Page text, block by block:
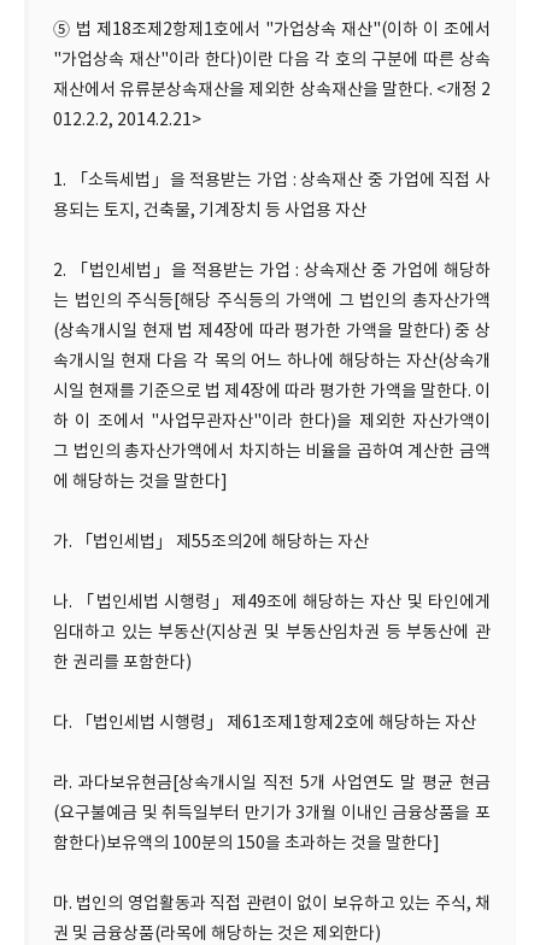
⑤ 법 제18조제2항제1호에서 "가업상속 재산"(이하 이 조에서
"가업상속 재산"이라 한다)이란 다음 각 호의 구분에 따른 상속
재산에서 유류분상속재산을 제외한 상속재산을 말한다. <개정 2
012.2.2, 2014.2.21>
1. 「소득세법」을 적용받는 가업 : 상속재산 중 가업에 직접 사
용되는 토지, 건축물, 기계장치 등 사업용 자산
2. 「법인세법」을 적용받는 가업 : 상속재산 중 가업에 해당하
는 법인의 주식등[해당 주식등의 가액에 그 법인의 총자산가액
(상속개시일 현재 법 제4장에 따라 평가한 가액을 말한다) 중 상
속개시일 현재 다음 각 목의 어느 하나에 해당하는 자산(상속개
시일 현재를 기준으로 법 제4장에 따라 평가한 가액을 말한다. 이
하 이 조에서 "사업무관자산"이라 한다)을 제외한 자산가액이
그 법인의 총자산가액에서 차지하는 비율을 곱하여 계산한 금액
에 해당하는 것을 말한다]
가. 「법인세법」 제55조의2에 해당하는 자산
나. 「법인세법 시행령」제49조에 해당하는 자산 및 타인에게
임대하고 있는 부동산(지상권 및 부동산임차권 등 부동산에 관
한 권리를 포함한다)
다. 「법인세법 시행령」 제61조제1항제2호에 해당하는 자산
라. 과다보유현금[상속개시일 직전 5개 사업연도 말 평균 현금
(요구불예금 및 취득일부터 만기가 3개월 이내인 금융상품을 포
함한다)보유액의 100분의 150을 초과하는 것을 말한다]
마. 법인의 영업활동과 직접 관련이 없이 보유하고 있는 주식, 채
권 및 금융상품(라목에 해당하는 것은 제외한다)